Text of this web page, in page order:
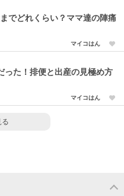
でどれくらい？ママ達の陣痛
マイコはん
った！排便と出産の見極め方
マイコはん